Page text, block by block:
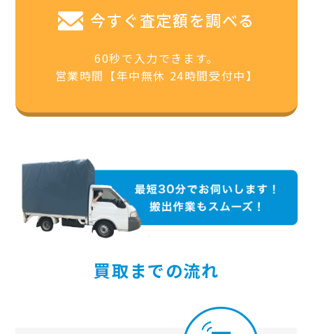
今すぐ査定額を調べる
60秒で入力できます。
営業時間【年中無休 24時間受付中】
買取までの流れ